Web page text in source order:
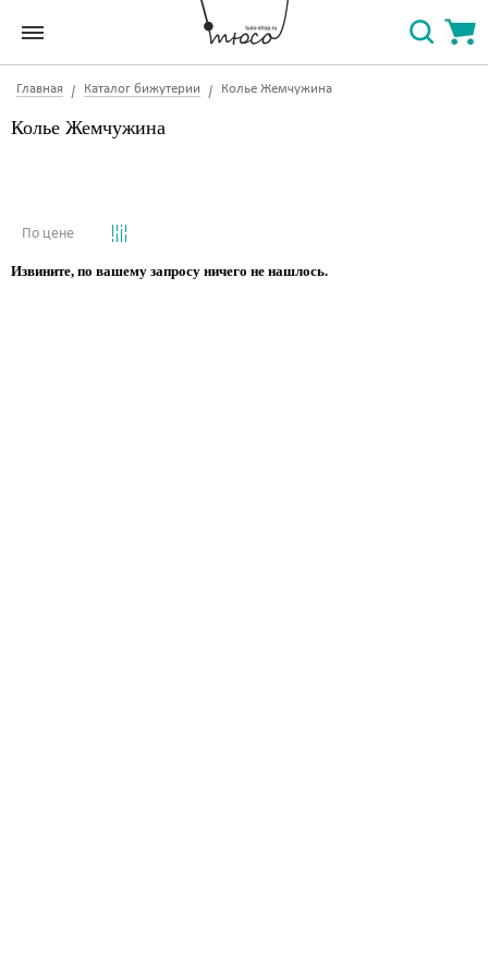
Главная Каталог бижутерии Колье Жемчужина
Колье Жемчужина
По цене
Извините, по вашему запросу ничего не нашлось.